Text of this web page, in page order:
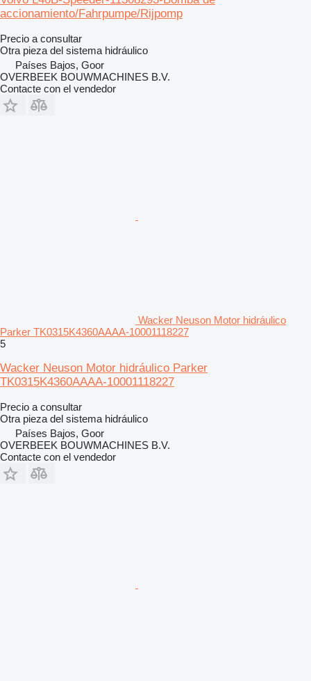
accionamiento/Fahrpumpe/Rijpomp
Precio a consultar
Otra pieza del sistema hidráulico
Países Bajos, Goor
OVERBEEK BOUWMACHINES B.V.
Contacte con el vendedor
Wacker Neuson Motor hidráulico
Parker TK0315K4360AAAA-10001118227
5
Wacker Neuson Motor hidráulico Parker
TK0315K4360AAAA-10001118227
Precio a consultar
Otra pieza del sistema hidráulico
Países Bajos, Goor
OVERBEEK BOUWMACHINES B.V.
Contacte con el vendedor